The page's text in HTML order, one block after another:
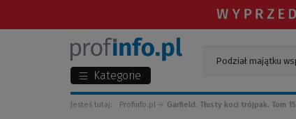
Kategorie
Jesteś tutaj: Profinfo.pl Garfield. Tłusty koci trójpak. Tom 15